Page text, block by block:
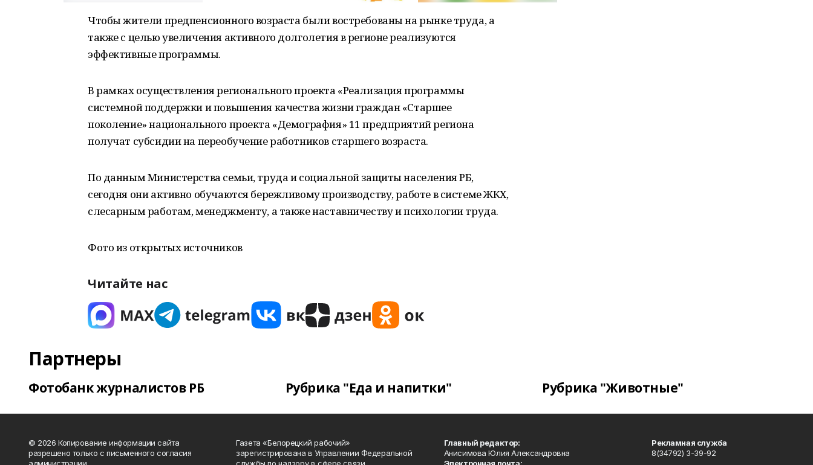
Чтобы жители предпенсионного возраста были востребованы на рынке труда, а
также с целью увеличения активного долголетия в регионе реализуются
эффективные программы.
В рамках осуществления регионального проекта «Реализация программы
системной поддержки и повышения качества жизни граждан «Старшее
поколение» национального проекта «Демография» 11 предприятий региона
получат субсидии на переобучение работников старшего возраста.
По данным Министерства семьи, труда и социальной защиты населения РБ,
сегодня они активно обучаются бережливому производству, работе в системе ЖКХ,
слесарным работам, менеджменту, а также наставничеству и психологии труда.
Фото из открытых источников
Читайте нас
Партнеры
Фотобанк журналистов РБ Рубрика "Еда и напитки" Рубрика "Животные"
© 2026 Копирование информации сайта
разрешено только с письменного согласия
Газета «Белорецкий рабочий»
зарегистрирована в Управлении Федеральной
Главный редактор:
Анисимова Юлия Александровна
Рекламная служба
8(34792) 3-39-92